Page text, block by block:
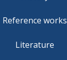
Reference works
Literature